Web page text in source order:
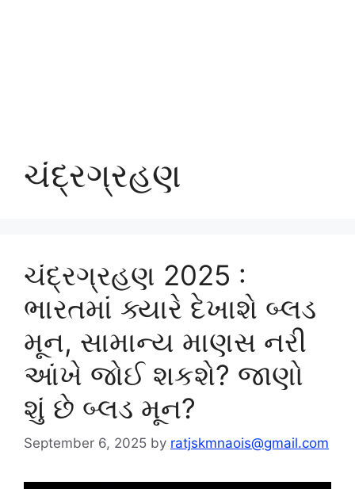
ચંદ્રગ્રહણ
ચંદ્રગ્રહણ 2025 :
ભારતમાં ક્યારે દેખાશે બ્લડ
મૂન, સામાન્ય માણસ નરી
આંખે જોઈ શકશે? જાણો
શું છે બ્લડ મૂન?
September 6, 2025 by ratjskmnaois@gmail.com